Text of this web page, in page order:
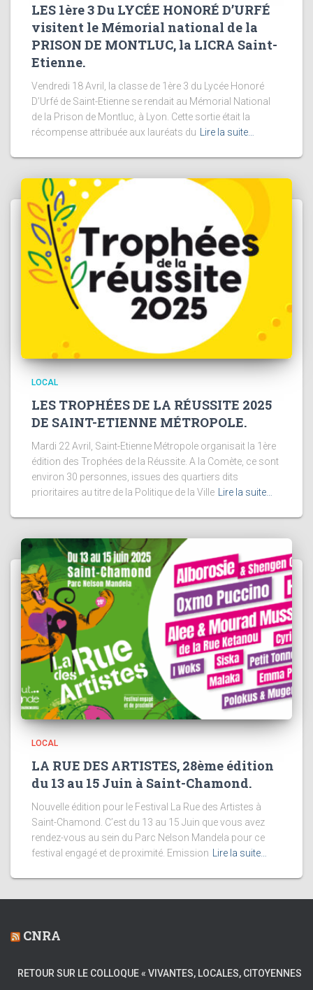
LES 1ère 3 Du LYCÉE HONORÉ D’URFÉ
visitent le Mémorial national de la
PRISON DE MONTLUC, la LICRA Saint-
Etienne.
Vendredi 18 Avril, la classe de 1ère 3 du Lycée Honoré
D’Urfé de Saint-Etienne se rendait au Mémorial National
de la Prison de Montluc, à Lyon. Cette sortie était la
récompense attribuée aux lauréats du
Lire la suite…
LOCAL
LES TROPHÉES DE LA RÉUSSITE 2025
DE SAINT-ETIENNE MÉTROPOLE.
Mardi 22 Avril, Saint-Etienne Métropole organisait la 1ère
édition des Trophées de la Réussite. A la Comète, ce sont
environ 30 personnes, issues des quartiers dits
prioritaires au titre de la Politique de la Ville Lire la suite…
LOCAL
LA RUE DES ARTISTES, 28ème édition
du 13 au 15 Juin à Saint-Chamond.
Nouvelle édition pour le Festival La Rue des Artistes à
Saint-Chamond. C’est du 13 au 15 Juin que vous avez
rendez-vous au sein du Parc Nelson Mandela pour ce
festival engagé et de proximité. Emission
Lire la suite…
CNRA
RETOUR SUR LE COLLOQUE « VIVANTES, LOCALES, CITOYENNES